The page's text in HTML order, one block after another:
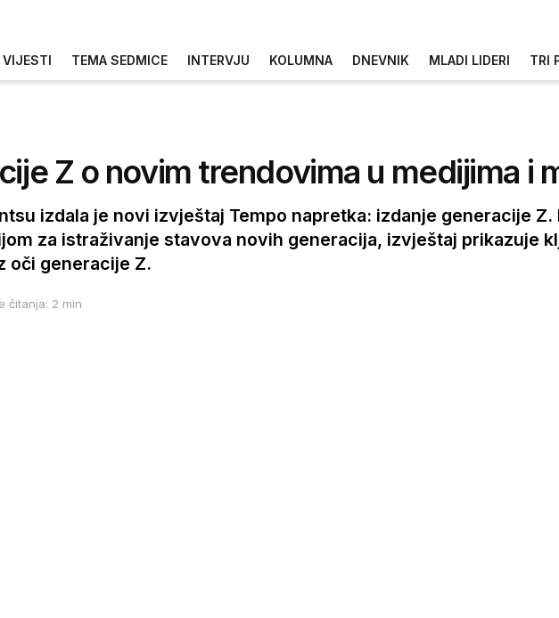
VIJESTI TEMA SEDMICE INTERVJU KOLUMNA DNEVNIK MLADI LIDERI TRI
Z o novim trendovima u medijima i
izdala je novi izvještaj Tempo napretka: izdanje generacije Z.
za istraživanje stavova novih generacija, izvještaj prikazuje
oči generacije Z.
čitanja: 2 min